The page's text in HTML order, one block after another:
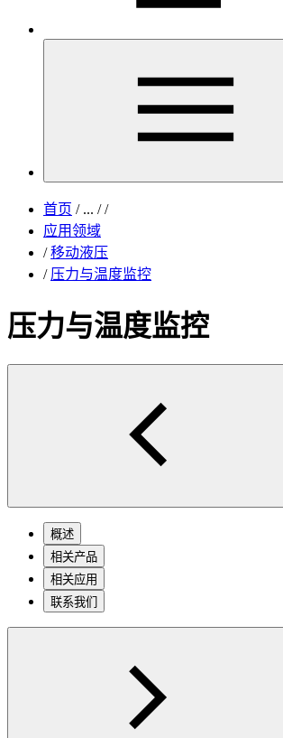
首页 /... / /
应用领域
/ 移动液压
/ 压力与温度监控
压力与温度监控
概述
相关产品
相关应用
联系我们